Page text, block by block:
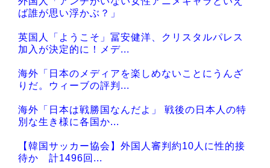
ば誰が思い浮かぶ？」
英国人「ようこそ」冨安健洋、クリスタルパレス
加入が決定的に！メデ...
海外「日本のメディアを楽しめないことにうんざ
りだ。ウィーブの評判...
海外「日本は戦勝国なんだよ」 戦後の日本人の特
別な生き様に各国か...
【韓国サッカー協会】外国人審判約10人に性的接
待か 計1496回...